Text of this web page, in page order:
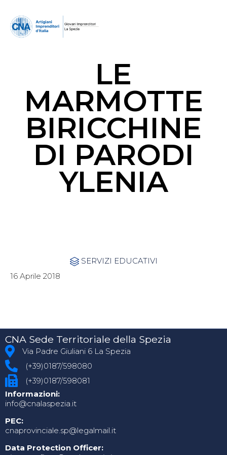
LE
MARMOTTE
BIRICCHINE
DI PARODI
YLENIA
 Category
SERVIZI EDUCATIVI
16 Aprile 2018
CNA Sede Territoriale della Spezia
Via Padre Giuliani 6 La Spezia
(+39)0187/598080
(+39)0187/598081
Informazioni:
info@cnalaspezia.it
PEC:
cnaprovinciale.sp@legalmail.it
Data Protection Officer: